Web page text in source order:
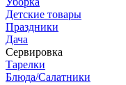
Детские товары
Праздники
Дача
Сервировка
Тарелки
Блюда/Салатники